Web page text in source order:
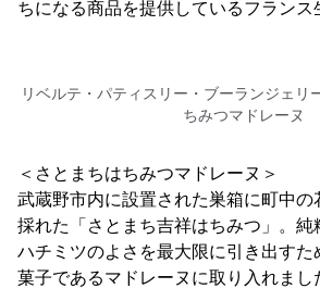
ちになる商品を提供しているフランス
リベルテ・パティスリー・ブーランジェリ
ちみつマドレーヌ
＜さとまちはちみつマドレーヌ＞
武蔵野市内に設置された巣箱に町中の
採れた「さとまち吉祥はちみつ」。純
ハチミツのよさを最大限に引き出すた
菓子であるマドレーヌに取り入れまし